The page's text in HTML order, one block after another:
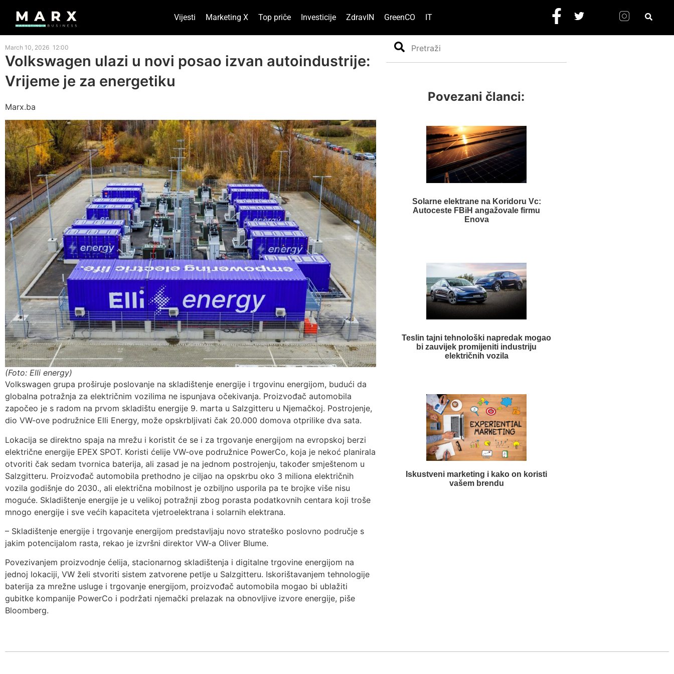
Vijesti Marketing X Top priče Investicije ZdravIN GreenCO IT
March 10, 2026 12:00
Volkswagen ulazi u novi posao izvan autoindustrije:
Vrijeme je za energetiku
Marx.ba
(Foto: Elli energy)
Volkswagen grupa proširuje poslovanje na skladištenje energije i trgovinu energijom, budući da
globalna potražnja za električnim vozilima ne ispunjava očekivanja. Proizvođač automobila
započeo je s radom na prvom skladištu energije 9. marta u Salzgitteru u Njemačkoj. Postrojenje,
dio VW-ove podružnice Elli Energy, može opskrbljivati ​​čak 20.000 domova otprilike dva sata.
Lokacija se direktno spaja na mrežu i koristit će se i za trgovanje energijom na evropskoj berzi
električne energije EPEX SPOT. Koristi ćelije VW-ove podružnice PowerCo, koja je nekoć planirala
otvoriti čak sedam tvornica baterija, ali zasad je na jednom postrojenju, također smještenom u
Salzgitteru. Proizvođač automobila prethodno je ciljao na opskrbu oko 3 miliona električnih
vozila godišnje do 2030., ali električna mobilnost je ozbiljno usporila pa te brojke više nisu
moguće. Skladištenje energije je u velikoj potražnji zbog porasta podatkovnih centara koji troše
mnogo energije i sve većih kapaciteta vjetroelektrana i solarnih elektrana.
– Skladištenje energije i trgovanje energijom predstavljaju novo strateško poslovno područje s
jakim potencijalom rasta, rekao je izvršni direktor VW-a Oliver Blume.
Povezivanjem proizvodnje ćelija, stacionarnog skladištenja i digitalne trgovine energijom na
jednoj lokaciji, VW želi stvoriti sistem zatvorene petlje u Salzgitteru. Iskorištavanjem tehnologije
baterija za mrežne usluge i trgovanje energijom, proizvođač automobila mogao bi ublažiti
gubitke kompanije PowerCo i podržati njemački prelazak na obnovljive izvore energije, piše
Bloomberg.
Search
Povezani članci:
Solarne elektrane na Koridoru Vc:
Autoceste FBiH angažovale firmu
Enova
Teslin tajni tehnološki napredak mogao
bi zauvijek promijeniti industriju
električnih vozila
Iskustveni marketing i kako on koristi
vašem brendu